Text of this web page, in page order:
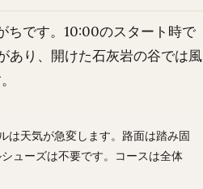
ちです。10:00のスタート時で
あり、開けた石灰岩の谷では風
は天気が急変します。路面は踏み固
ューズは不要です。コースは全体